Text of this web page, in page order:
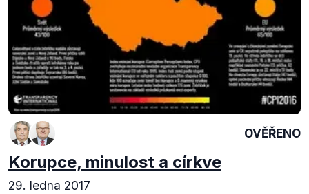
OVĚŘENO
Korupce, minulost a církve
29. ledna 2017